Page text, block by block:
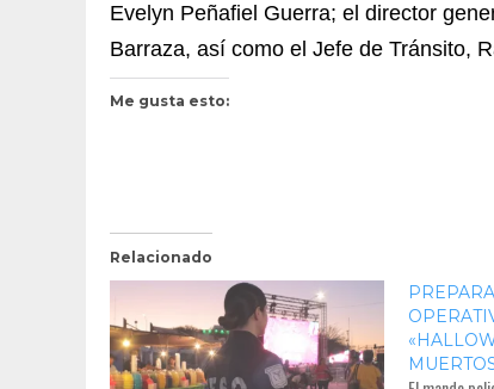
Evelyn Peñafiel Guerra; el director
Barraza, así como el Jefe de Tránsito,
Me gusta esto:
Relacionado